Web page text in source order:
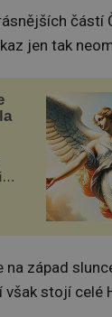
částí
jen tak
západ
však stojí celé